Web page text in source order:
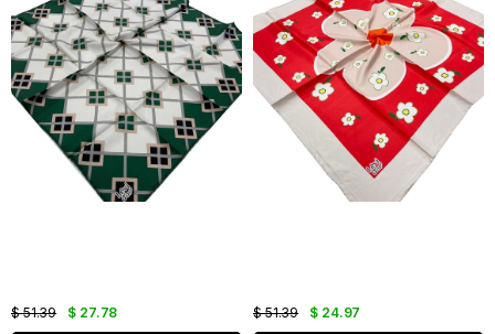
$ 27.78
$ 51.39 $ 24.97
$ 51.39